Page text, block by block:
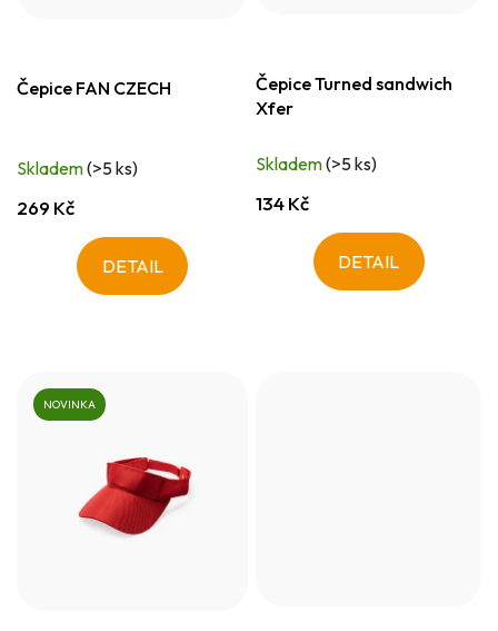
Čepice FAN CZECH
Skladem(>5 ks)
269 Kč
DETAIL
Čepice Turned sandwich
Xfer
Skladem(>5 ks)
134 Kč
DETAIL
NOVINKA